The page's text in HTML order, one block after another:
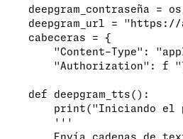
deepgram_contraseña =
deepgram_url = "https://
cabeceras = {
"Content-Type":
"Authorization": f
def deepgram_tts():
print("Iniciando el
    '''